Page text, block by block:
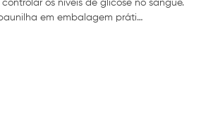
os níveis de glicose no sangue.
em embalagem práti…